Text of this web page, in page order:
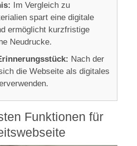
Im Vergleich zu
spart eine digitale
ermöglicht kurzfristige
Neudrucke.
Nach der
die Webseite als digitales
Funktionen für